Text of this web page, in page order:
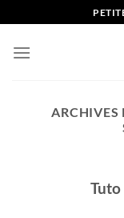
au
contenu
ARCHIVES
Tuto